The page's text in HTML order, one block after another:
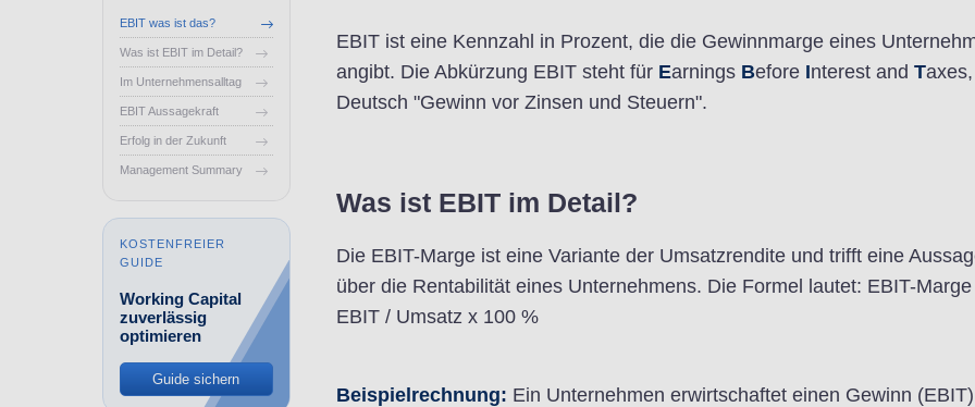
EBIT was ist das?
Was ist EBIT im Detail?
Im Unternehmensalltag
EBIT Aussagekraft
Erfolg in der Zukunft
Management Summary
KOSTENFREIER
GUIDE
Working Capital
zuverlässig
optimieren
Guide sichern
EBIT ist eine Kennzahl in Prozent, die die Gewinnmarge eines
angibt. Die Abkürzung EBIT steht für Earnings Before Interest and T
Deutsch "Gewinn vor Zinsen und Steuern".
Was ist EBIT im Detail?
Die EBIT-Marge ist eine Variante der Umsatzrendite und trifft eine
über die Rentabilität eines Unternehmens. Die Formel lautet: EBIT-
EBIT / Umsatz x 100 %
Beispielrechnung: Ein Unternehmen erwirtschaftet einen Gewinn